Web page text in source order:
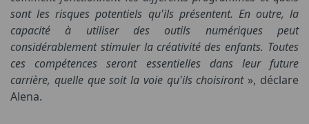
sont les risques potentiels qu'ils présentent. En outre, la
capacité à utiliser des outils numériques peut
considérablement stimuler la créativité des enfants. Toutes
ces compétences seront essentielles dans leur future
carrière, quelle que soit la voie qu'ils choisiront», déclare
Alena.